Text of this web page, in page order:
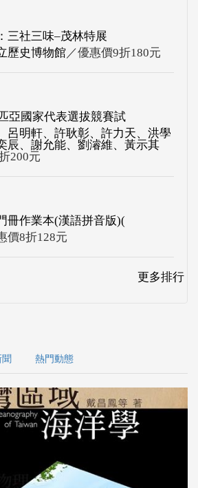
三社三味–茂林特展
歷史博物館／優惠價9折180元
亞國家代表選拔競賽試
呂明軒、許耿彰、許力天、洪學
辰、謝允能、劉濬維、黃示其
200元
冊作業本(漢語拼音版)(
價8折128元
更多排行
聞 熱門動態